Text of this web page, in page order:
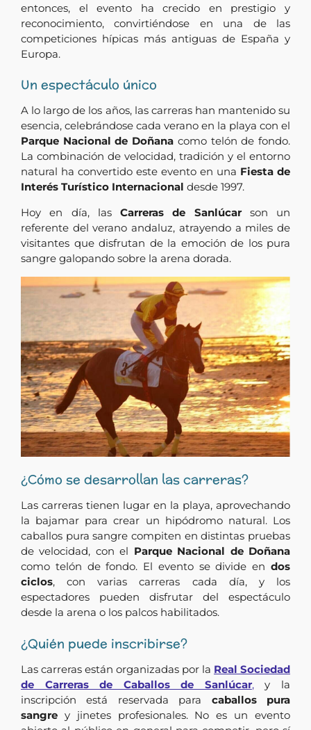
entonces, el evento ha crecido en prestigio y
reconocimiento, convirtiéndose en una de las
competiciones hípicas más antiguas de España y
Europa.
Un espectáculo único
A lo largo de los años, las carreras han mantenido su
esencia, celebrándose cada verano en la playa con el
Parque Nacional de Doñana como telón de fondo.
La combinación de velocidad, tradición y el entorno
natural ha convertido este evento en una Fiesta de
Interés Turístico Internacional desde 1997.
Hoy en día, las Carreras de Sanlúcarson un
referente del verano andaluz, atrayendo a miles de
visitantes que disfrutan de la emoción de los pura
sangre galopando sobre la arena dorada.
¿Cómo se desarrollan las carreras?
Las carreras tienen lugar en la playa, aprovechando
la bajamar para crear un hipódromo natural. Los
caballos pura sangre compiten en distintas pruebas
de velocidad, con el Parque Nacional de Doñana
como telón de fondo. El evento se divide en dos
ciclos, con varias carreras cada día, y los
espectadores pueden disfrutar del espectáculo
desde la arena o los palcos habilitados.
¿Quién puede inscribirse?
Las carreras están organizadas por la Real Sociedad
de Carreras de Caballos de Sanlúcar, y la
inscripción está reservada para caballos pura
sangre y jinetes profesionales. No es un evento